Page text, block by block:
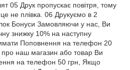
05 Друк пропускає повітря, тому
не плівка. 06 Друкуємо в 2
Бонуси Замовляючи у нас, Ви
знижку 10% на наступну
Поповнення на телефон 20
про наш магазин або товар Ви
на телефон 50 грн, Якщо